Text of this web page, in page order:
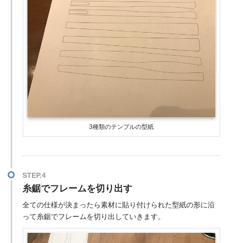
3種類のテンプルの型紙
STEP.4
糸鋸でフレームを切り出す
全ての仕様が決まったら素材に貼り付けられた型紙の形に沿
って糸鋸でフレームを切り出していきます。